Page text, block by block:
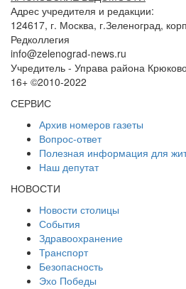
Адрес учредителя и редакции:
124617, г. Москва, г.Зеленоград,
Редколлегия
info@zelenograd-news.ru
Учредитель - Управа района
16+ ©2010-2022
СЕРВИС
Архив номеров газеты
Вопрос-ответ
Полезная информация для
Наш депутат
НОВОСТИ
Новости столицы
События
Здравоохранение
Транспорт
Безопасность
Эхо Победы